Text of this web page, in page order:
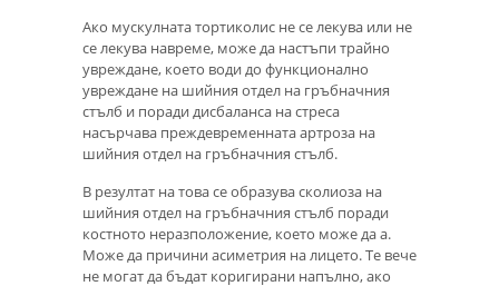
Ако мускулната тортиколис не се лекува или не
се лекува навреме, може да настъпи трайно
увреждане, което води до функционално
увреждане на шийния отдел на гръбначния
стълб и поради дисбаланса на стреса
насърчава преждевременната артроза на
шийния отдел на гръбначния стълб.
В резултат на това се образува сколиоза на
шийния отдел на гръбначния стълб поради
костното неразположение, което може да а.
Може да причини асиметрия на лицето. Те вече
не могат да бъдат коригирани напълно, ако